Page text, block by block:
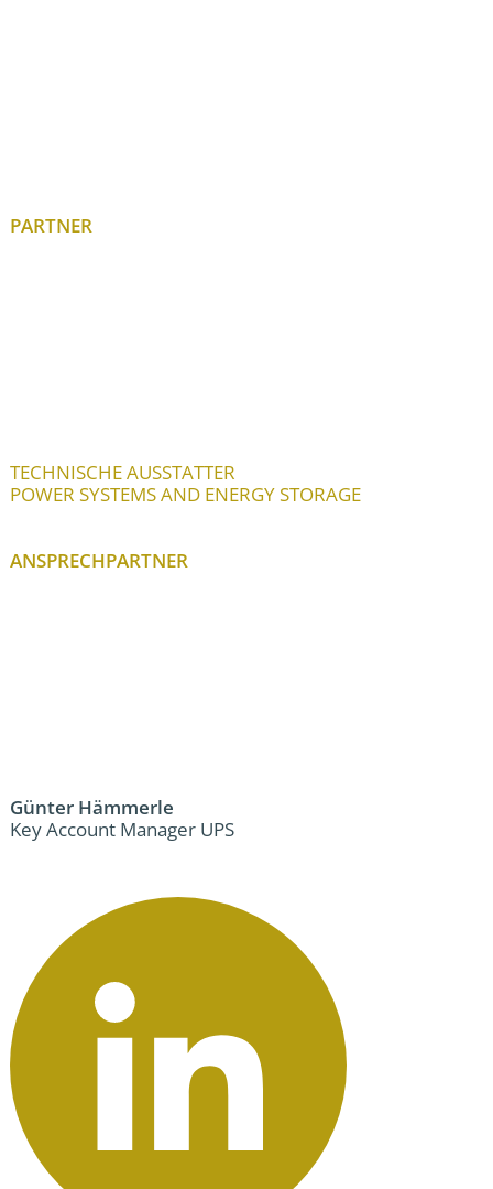
PARTNER
TECHNISCHE AUSSTATTER
POWER SYSTEMS AND ENERGY STORAGE
ANSPRECHPARTNER
Günter Hämmerle
Key Account Manager UPS